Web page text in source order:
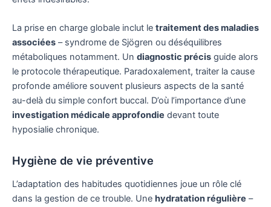
La prise en charge globale inclut le traitement des maladies
associées – syndrome de Sjögren ou déséquilibres
métaboliques notamment. Un diagnostic précis guide alors
le protocole thérapeutique. Paradoxalement, traiter la cause
profonde améliore souvent plusieurs aspects de la santé
au-delà du simple confort buccal. D’où l’importance d’une
investigation médicale approfondie devant toute
hyposialie chronique.
Hygiène de vie préventive
L’adaptation des habitudes quotidiennes joue un rôle clé
dans la gestion de ce trouble. Une hydratation régulière –